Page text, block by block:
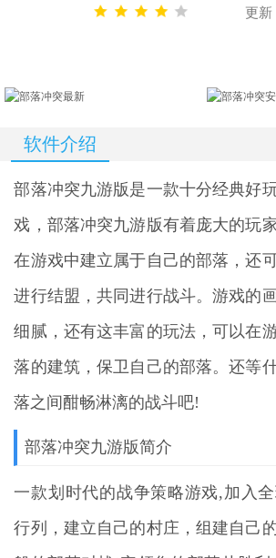
更新
软件介绍
部落冲突九游版是一款十分经典好
戏，部落冲突九游版有着庞大的玩
在游戏中建立属于自己的部落，还
进行结盟，共同进行战斗。游戏的
细腻，还有这丰富的玩法，可以在
落的建筑，保卫自己的部落。还等
落之间酣畅淋漓的战斗吧!
部落冲突九游版简介
一款划时代的战争策略游戏,加入
行列，建立自己的村庄，组建自己